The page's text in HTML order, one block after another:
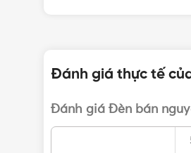
Đánh giá thực tế
Đánh giá Đèn bán